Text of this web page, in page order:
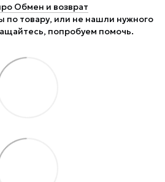
Обмен и возврат
по товару, или не нашли нужного
попробуем помочь.